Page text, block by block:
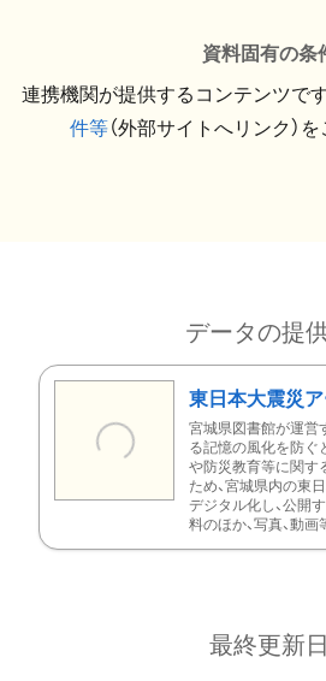
資料固有の条
連携機関が提供するコンテンツです
件等（外部サイトへリンク）
データの提
東日本大震災
宮城県図書館が運営
る記憶の風化を防ぐ
や防災教育等に関す
ため、宮城県内の東
デジタル化し、公開
料のほか、写真、動画
最終更新日